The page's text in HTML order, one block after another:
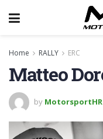
Home RALLY ERC
Matteo
by MotorsportHR